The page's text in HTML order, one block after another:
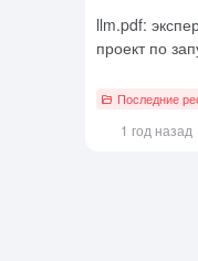
llm.pdf:
проект по
языковой
Последние
1 год назад